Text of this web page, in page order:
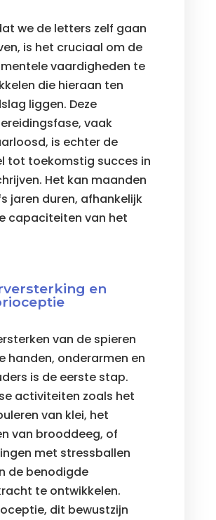
we de letters zelf gaan
is het cruciaal om de
vaardigheden te
die hieraan ten
liggen. Deze
vaak
is echter de
tot toekomstig succes in
Het kan maanden
jaren duren, afhankelijk
capaciteiten van het
en
van de spieren
handen, onderarmen en
is de eerste stap.
activiteiten zoals het
van klei, het
van brooddeeg, of
met stressballen
de benodigde
te ontwikkelen.
dit bewustzijn